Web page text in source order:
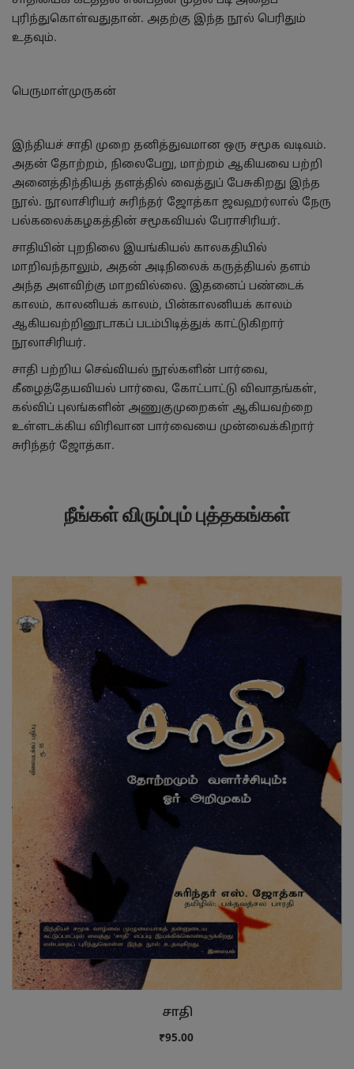
புரிந்துகொள்வதுதான். அதற்கு இந்த நூல் பெரிதும்
உதவும்.
பெருமாள்முருகன்
இந்தியச் சாதி முறை தனித்துவமான ஒரு சமூக வடிவம்.
அதன் தோற்றம், நிலைபேறு, மாற்றம் ஆகியவை பற்றி
அனைத்திந்தியத் தளத்தில் வைத்துப் பேசுகிறது இந்த
நூல். நூலாசிரியர் சுரிந்தர் ஜோத்கா ஜவஹர்லால் நேரு
பல்கலைக்கழகத்தின் சமூகவியல் பேராசிரியர்.
சாதியின் புறநிலை இயங்கியல் காலகதியில்
மாறிவந்தாலும், அதன் அடிநிலைக் கருத்தியல் தளம்
அந்த அளவிற்கு மாறவில்லை. இதனைப் பண்டைக்
காலம், காலனியக் காலம், பின்காலனியக் காலம்
ஆகியவற்றினூடாகப் படம்பிடித்துக் காட்டுகிறார்
நூலாசிரியர்.
சாதி பற்றிய செவ்வியல் நூல்களின் பார்வை,
கீழைத்தேயவியல் பார்வை, கோட்பாட்டு விவாதங்கள்,
கல்விப் புலங்களின் அணுகுமுறைகள் ஆகியவற்றை
உள்ளடக்கிய விரிவான பார்வையை முன்வைக்கிறார்
சுரிந்தர் ஜோத்கா.
நீங்கள் விரும்பும் புத்தகங்கள்
சாதி
₹95.00